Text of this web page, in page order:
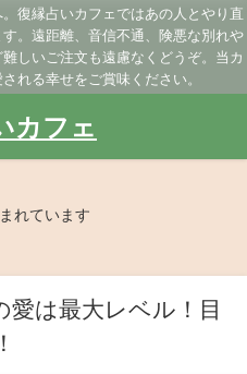
復縁占いカフェではあの人とやり直
。遠距離、音信不通、険悪な別れや
しいご注文も遠慮なくどうぞ。当カ
れる幸せをご賞味ください。
カフェ
れています
愛は最大レベル！目